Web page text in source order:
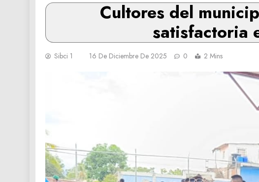
Cultores del
satisfactoria
Sibci 1 16 De Diciembre De 2025 0 2 Mins